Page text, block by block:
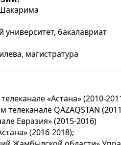
бакалавриат
магистратура
«Астана» (2010-
QAZAQSTAN
Евразия» (2015-2016)
(2016-2018);